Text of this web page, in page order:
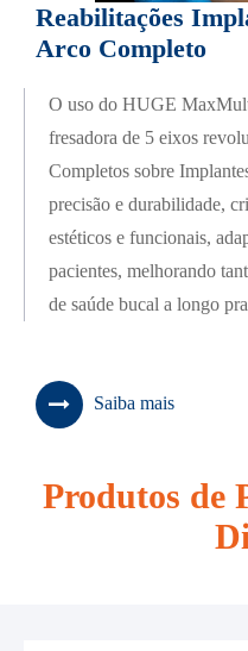
Reabilitações
Arco Completo
O uso do HUGE
fresadora de 5 eixos
Completos sobre
precisão e durabilidade,
estéticos e funcionais,
pacientes, melhorando
de saúde bucal a longo
Saiba mais
Produtos de